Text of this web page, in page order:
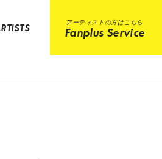
アーティストの方はこちら
Fanplus Service